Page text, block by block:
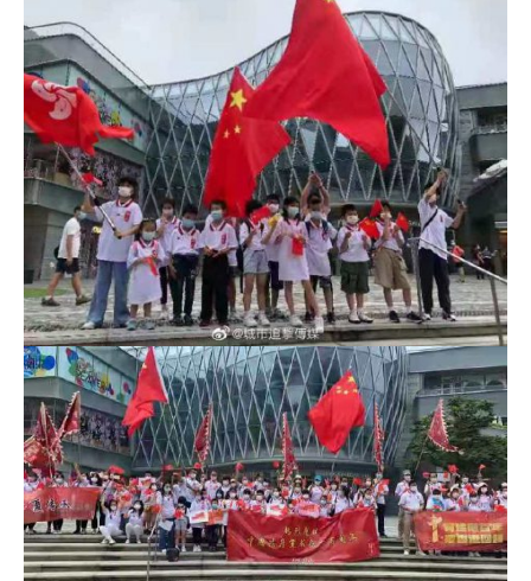
庆
建
党
百
贺
香
港
回
归〉
中